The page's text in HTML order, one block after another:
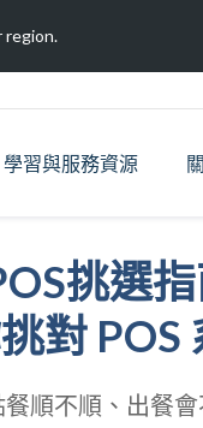
region.
學習與服務資源
挑選
對 POS
順不順、出餐